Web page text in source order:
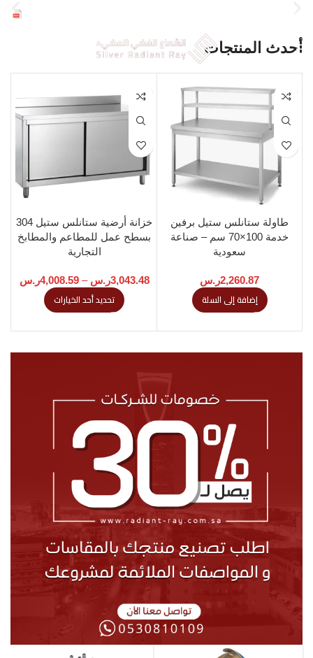
أحدث المنتجات
طاولة ستانلس ستيل برفين
خدمة 100×70 سم – صناعة
سعودية
2,260.87ر.س
إضافة إلى السلة
خزانة أرضية ستانلس ستيل 304
بسطح عمل للمطاعم والمطابخ
التجارية
3,043.48ر.س –
4,008.59ر.س
تحديد أحد الخيارات